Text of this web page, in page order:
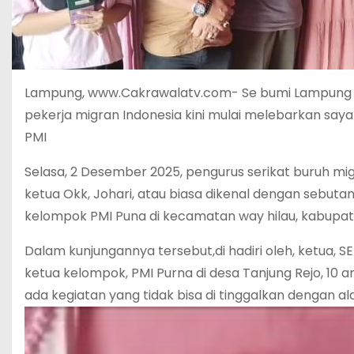
Lampung, www.Cakrawalatv.com- Se bumi
pekerja migran Indonesia kini mulai melebarkan
PMI
Selasa, 2 Desember 2025, pengurus serikat buruh
ketua Okk, Johari, atau biasa dikenal dengan
kelompok PMI Puna di kecamatan way hilau,
Dalam kunjungannya tersebut,di hadiri oleh, ketua,
ketua kelompok, PMI Purna di desa Tanjung Rejo,
ada kegiatan yang tidak bisa di tinggalkan dengan